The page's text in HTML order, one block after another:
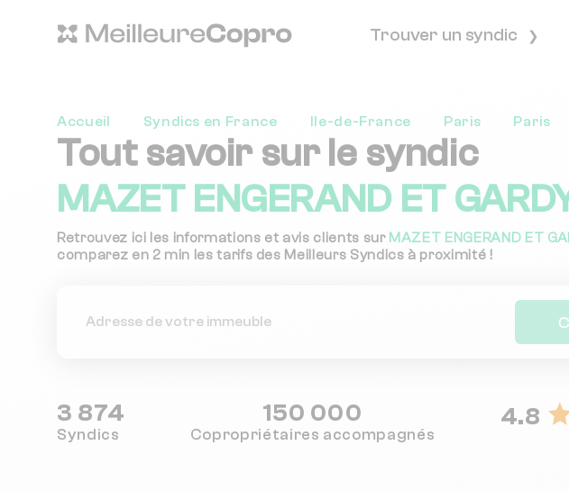
Trouver un syndic
Accueil Syndics en France Ile-de-France Paris Paris
Tout savoir sur le syndic
MAZET ENGERAND ET
Retrouvez ici les informations et avis clients sur MAZET ENGERAND ET
comparez en 2 min les tarifs des Meilleurs Syndics à proximité !
3 874
Syndics
150 000
Copropriétaires accompagnés
4.8